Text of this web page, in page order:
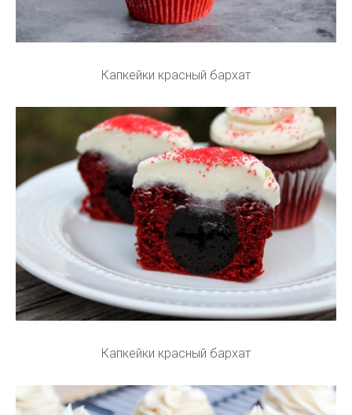
Капкейки красный бархат
Капкейки красный бархат